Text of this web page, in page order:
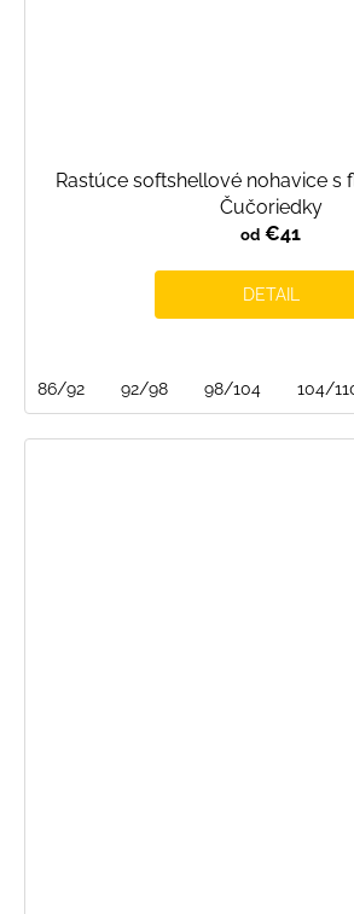
Rastúce softshellové nohavice s
Čučoriedky
od €41
DETAIL
86/92 92/98 98/104 104/